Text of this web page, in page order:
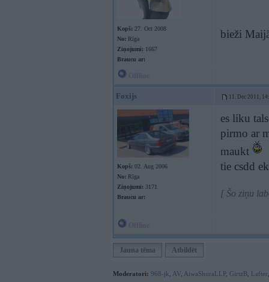
Kopš: 27. Oct 2008
No: Rīga
Ziņojumi: 1667
Braucu ar:
bieži
Foxijs 11. Dec 2011,
Kopš: 02. Aug 2006
No: Rīga
Ziņojumi: 3171
Braucu ar:
es liku
pirmo ar
maukt
tie csdd
[ Šo ziņu
Jauna tēma Atbildēt
Moderatori: 968-jk AV AiwaShuraLLP, GirtzB Lafter